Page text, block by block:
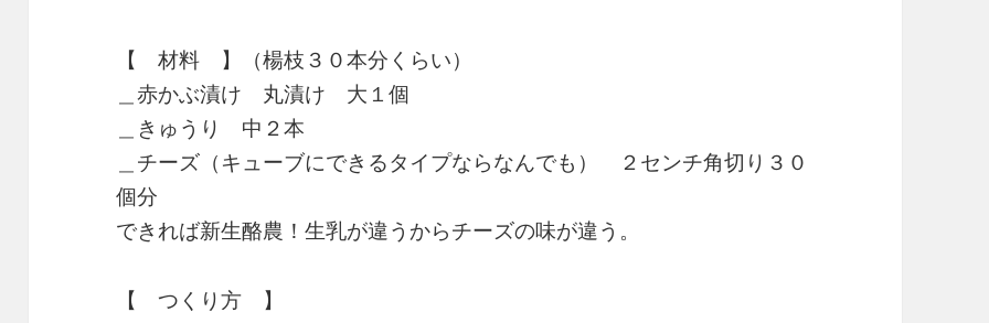
【 材料 】（楊枝３０本分くらい）
＿赤かぶ漬け 丸漬け 大１個
＿きゅうり 中２本
＿チーズ（キューブにできるタイプならなんでも） ２センチ角切り３０
個分
できれば新生酪農！生乳が違うからチーズの味が違う。
【 つくり方 】